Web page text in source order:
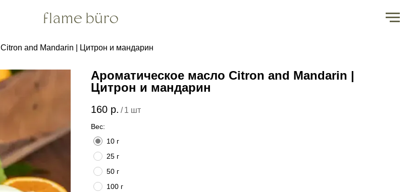
Citron and Mandarin | Цитрон и мандарин
Ароматическое масло Citron and Mandarin |
Цитрон и мандарин
160 р. / 1 шт
Вес:
10 г
25 г
50 г
100 г